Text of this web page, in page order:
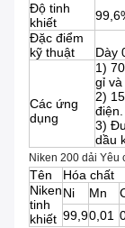
Độ tinh
khiết
Đặc điểm
kỹ thuật
Dày
Các ứng
dụng
1)
gỉ
2)
điện.
3)
dầu
Niken 200 dải Yêu
Tên
Hóa chất
Niken
tinh
khiết
Ni Mn
99,90,01